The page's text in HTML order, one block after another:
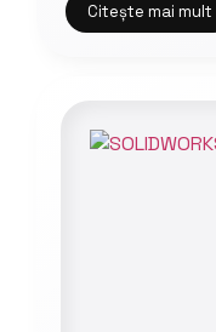
Citește mai mult